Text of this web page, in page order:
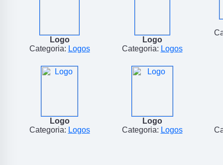
Logo
Categoria: Logos
Logo
Categoria: Logos
Logo
Categoria: Logos
Logo
Categoria: Logos